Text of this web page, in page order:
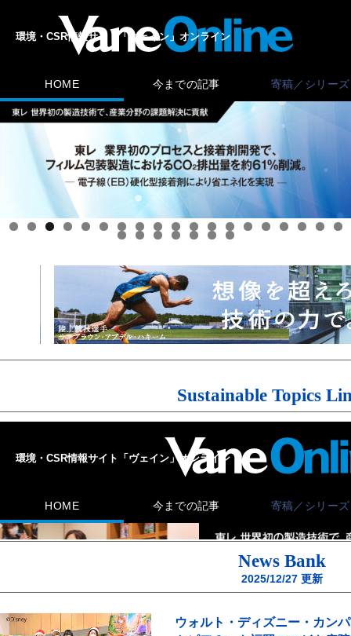
環境・CSR情報サイト「ヴェイン」オンライン
HOME 今までの記事 寄稿／シリーズ
Sustainable Topics
News Bank
2025/12/27更新
ウォルト・ディズニー・カン